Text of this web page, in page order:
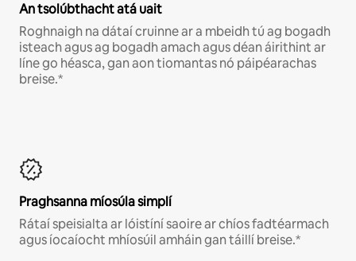
An tsolúbthacht atá uait
Roghnaigh na dátaí cruinne ar a mbeidh tú ag bogadh
isteach agus ag bogadh amach agus déan áirithint ar
líne go héasca, gan aon tiomantas nó páipéarachas
breise.*
Praghsanna míosúla simplí
Rátaí speisialta ar lóistíní saoire ar chíos fadtéarmach
agus íocaíocht mhíosúil amháin gan táillí breise.*